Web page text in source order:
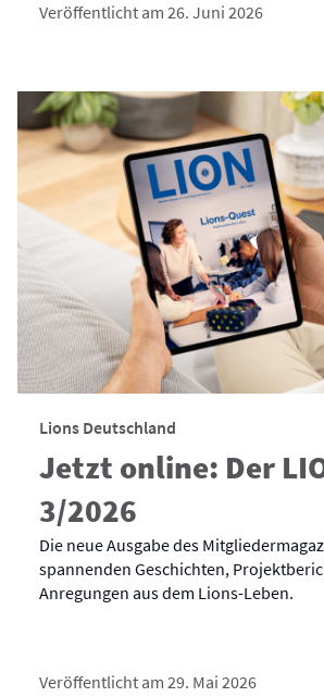
Veröffentlicht am 26. Juni 2026
Lions Deutschland
Jetzt online: Der
3/2026
Die neue Ausgabe des
spannenden Geschichten,
Anregungen aus dem Lions-Leben.
Veröffentlicht am 29. Mai 2026